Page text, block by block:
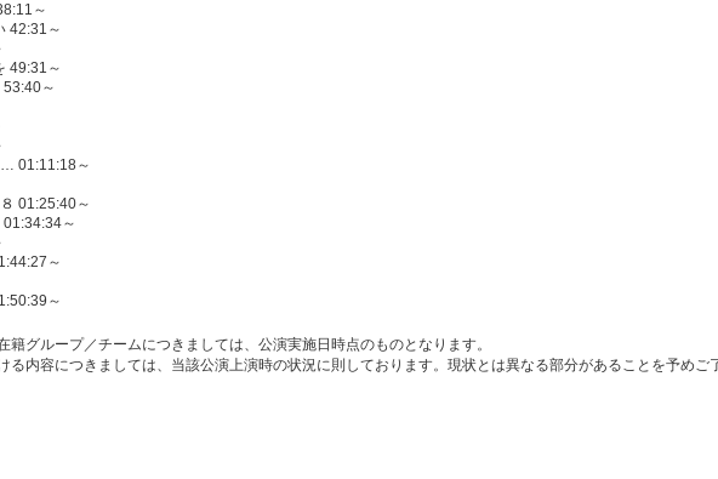
～
42:31～
49:31～
～
01:11:18～
01:25:40～
～
～
～
グループ／チームにつきましては、公演実施日時点のものとなります。
内容につきましては、当該公演上演時の状況に則しております。現状とは異なる部分があることを予めご